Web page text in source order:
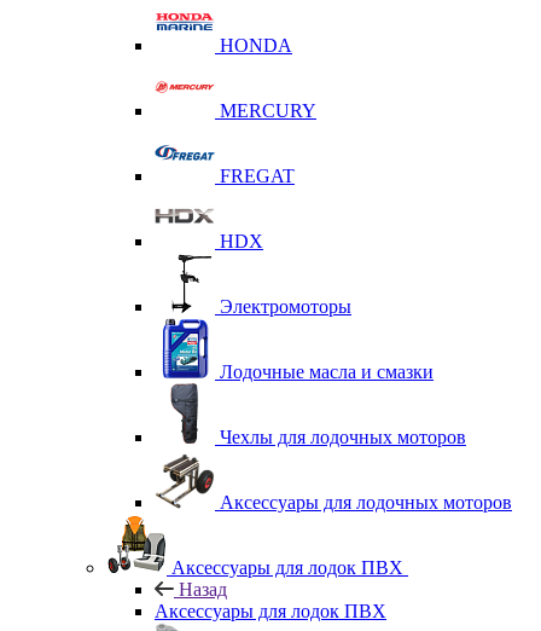
HONDA
MERCURY
FREGAT
HDX
Электромоторы
Лодочные масла и смазки
Чехлы для лодочных моторов
Аксессуары для лодочных моторов
Аксессуары для лодок ПВХ
Назад
Аксессуары для лодок ПВХ